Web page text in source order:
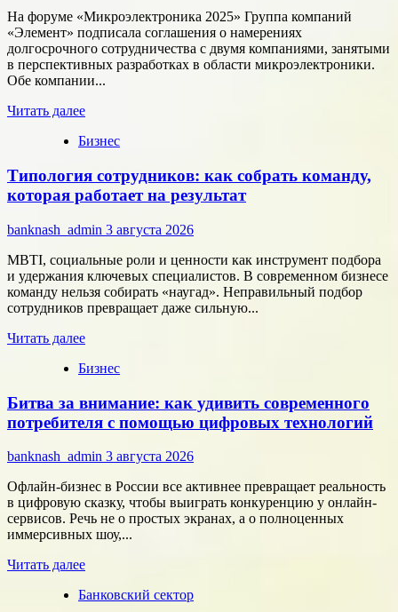
На форуме «Микроэлектроника 2025» Группа компаний
«Элемент» подписала соглашения о намерениях
долгосрочного сотрудничества с двумя компаниями, занятыми
в перспективных разработках в области микроэлектроники.
Обе компании...
Читать далееПрочитать
о
компаний
«Элемент»
развивает
сотрудничество
с
центрами
разработки
в
области
микроэлектроники
Бизнес
Типология сотрудников: как собрать команду,
которая работает на результат
banknash_admin 3 августа 2026
MBTI, социальные роли и ценности как инструмент подбора
и удержания ключевых специалистов. В современном бизнесе
команду нельзя собирать «наугад». Неправильный подбор
сотрудников превращает даже сильную...
Читать далееПрочитать
о
сотрудников:
как
собрать
команду,
которая
работает
на
результат
Бизнес
Битва за внимание: как удивить современного
потребителя с помощью цифровых технологий
banknash_admin 3 августа 2026
Офлайн-бизнес в России все активнее превращает реальность
в цифровую сказку, чтобы выиграть конкуренцию у онлайн-
сервисов. Речь не о простых экранах, а о полноценных
иммерсивных шоу,...
Читать далееПрочитать
о
Банковский сектор